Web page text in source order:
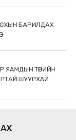
БАРИЛДАХ
ЯАМДЫН ТӨРИЙН
ШУУРХАЙ